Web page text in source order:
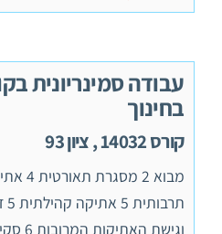
עבודה סמינריונית
בחינוך
קורס 14032 , ציון 93